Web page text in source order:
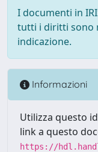
I documenti in
tutti i diritti sono
indicazione.
Informazioni
Utilizza questo
link a questo
https://